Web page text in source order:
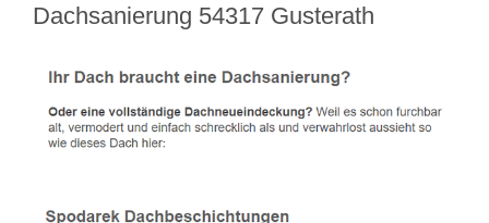
Dachsanierung 54317 Gusterath